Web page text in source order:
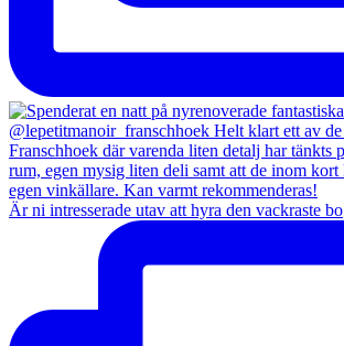
Är ni intresserade utav att hyra den vackraste bo